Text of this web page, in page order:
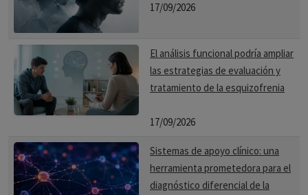
17/09/2026
El análisis funcional podría ampliar
las estrategias de evaluación y
tratamiento de la esquizofrenia
17/09/2026
Sistemas de apoyo clínico: una
herramienta prometedora para el
diagnóstico diferencial de la